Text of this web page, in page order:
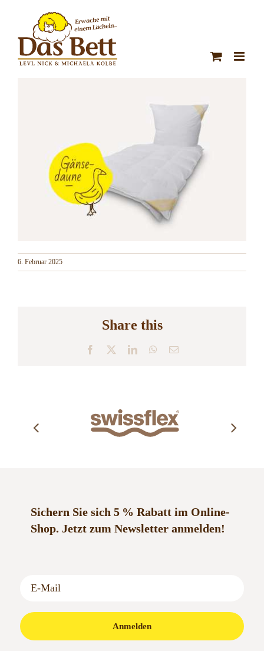
6. Februar 2025
Share this
Facebook LinkedInWhatsApp
E-
Sichern Sie sich 5 % Rabatt im Online-
Shop. Jetzt zum Newsletter anmelden!
Anmelden